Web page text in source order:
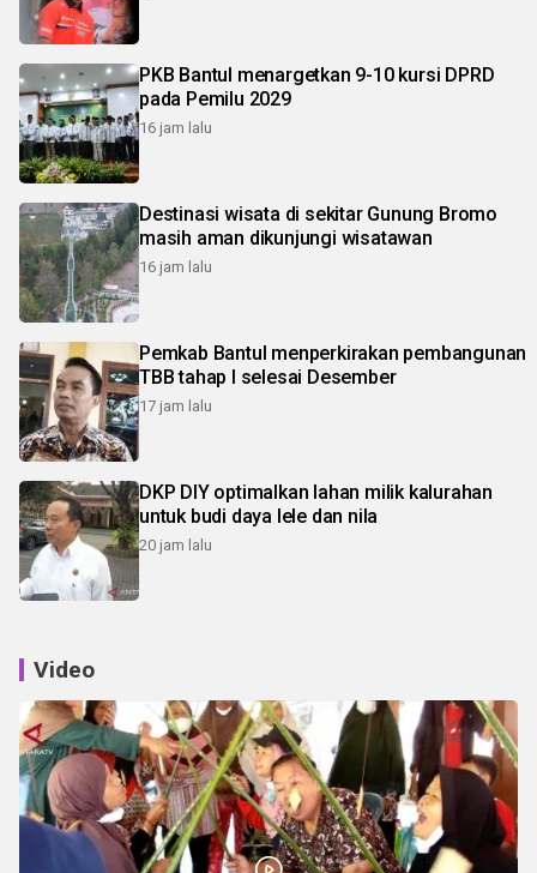
PKB Bantul menargetkan 9-10 kursi DPRD
pada Pemilu 2029
16 jam lalu
Destinasi wisata di sekitar Gunung Bromo
masih aman dikunjungi wisatawan
16 jam lalu
Pemkab Bantul menperkirakan pembangunan
TBB tahap I selesai Desember
17 jam lalu
DKP DIY optimalkan lahan milik kalurahan
untuk budi daya lele dan nila
20 jam lalu
Video